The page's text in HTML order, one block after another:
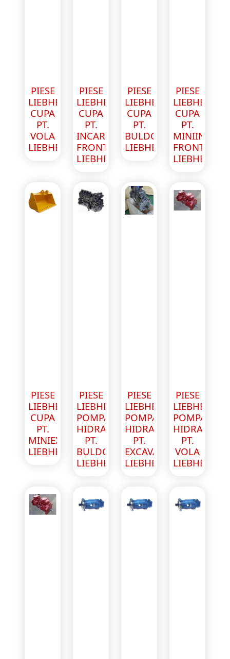
PIESE
LIEBHERR
CUPA
PT.
VOLA
LIEBHERR
PIESE
LIEBHERR
CUPA
PT.
INCARCATOR
FRONTAL
LIEBHERR
PIESE
LIEBHERR
CUPA
PT.
BULDOZER
LIEBHERR
PIESE
LIEBHERR
CUPA
PT.
FRONTAL
LIEBHERR
PIESE
LIEBHERR
CUPA
PT.
MINIEXCAVATOR
LIEBHERR
PIESE
LIEBHERR
POMPA
HIDRAULICA
PT.
BULDOEXCAVATOR
LIEBHERR
PIESE
LIEBHERR
POMPA
HIDRAULICA
PT.
EXCAVATOR
LIEBHERR
PIESE
LIEBHERR
POMPA
HIDRAULICA
PT.
VOLA
LIEBHERR